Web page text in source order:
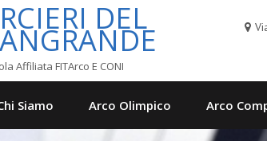
DEL
Affiliata FITArco E CONI
Siamo Arco Olimpico Arco